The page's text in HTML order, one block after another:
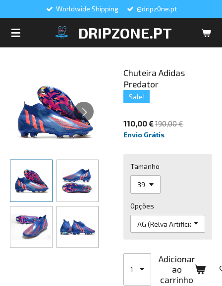
DRIPZONE.PT
Worldwide Shipping @dripz0ne.pt
Chuteira Adidas
Predator
Sale!
110,00 €190,00 €
Envio Grátis
Tamanho
Opções
Adicionar
ao
carrinho